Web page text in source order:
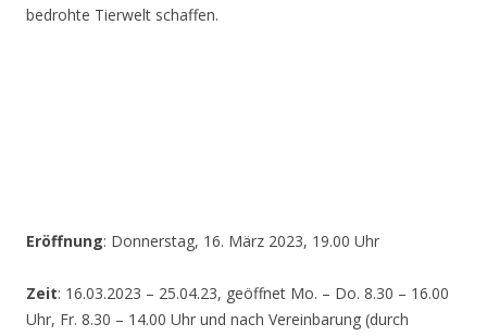
bedrohte Tierwelt schaffen.
Eröffnung: Donnerstag, 16. März 2023, 19.00 Uhr
Zeit: 16.03.2023 – 25.04.23, geöffnet Mo. – Do. 8.30 – 16.00
Uhr, Fr. 8.30 – 14.00 Uhr und nach Vereinbarung (durch